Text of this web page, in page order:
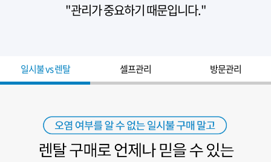
"관리가 중요하기 때문입니다."
일시불 vs 렌탈 셀프관리 방문관리